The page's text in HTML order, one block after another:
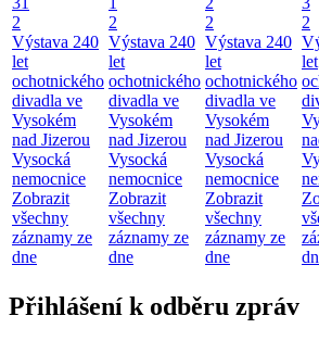
2
Výstava 240
let
ochotnického
divadla ve
Vysokém
nad Jizerou
Vysocká
nemocnice
Zobrazit
všechny
záznamy ze
dne
2
Výstava 240
let
ochotnického
divadla ve
Vysokém
nad Jizerou
Vysocká
nemocnice
Zobrazit
všechny
záznamy ze
dne
2
Výstava 240
let
ochotnického
divadla ve
Vysokém
nad Jizerou
Vysocká
nemocnice
Zobrazit
všechny
záznamy ze
dne
2
let
Přihlášení k odběru zpráv